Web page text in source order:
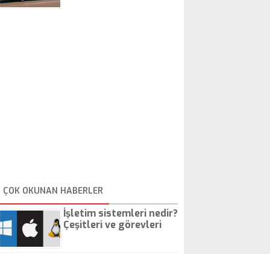
ÇOK OKUNAN HABERLER
İşletim sistemleri nedir?
Çeşitleri ve görevleri